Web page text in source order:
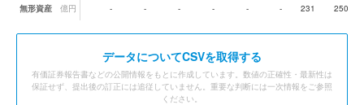
無形資産 億円 - - - - - - 231 250
データについてCSVを取得する
有価証券報告書などの公開情報をもとに作成しています。数値の正確性・最新性は
保証せず、提出後の訂正には追従していません。重要な判断には一次情報をご参照
ください。